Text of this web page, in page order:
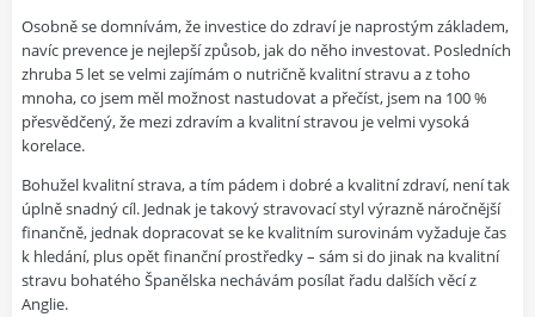
Osobně se domnívám, že investice do zdraví je naprostým základem,
navíc prevence je nejlepší způsob, jak do něho investovat. Posledních
zhruba 5 let se velmi zajímám o nutričně kvalitní stravu a z toho
mnoha, co jsem měl možnost nastudovat a přečíst, jsem na 100 %
přesvědčený, že mezi zdravím a kvalitní stravou je velmi vysoká
korelace.
Bohužel kvalitní strava, a tím pádem i dobré a kvalitní zdraví, není tak
úplně snadný cíl. Jednak je takový stravovací styl výrazně náročnější
finančně, jednak dopracovat se ke kvalitním surovinám vyžaduje čas
k hledání, plus opět finanční prostředky – sám si do jinak na kvalitní
stravu bohatého Španělska nechávám posílat řadu dalších věcí z
Anglie.